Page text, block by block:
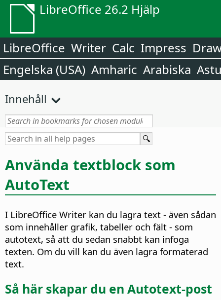
LibreOffice 26.2 Hjälp
LibreOffice Writer Calc Impress
Engelska (USA) Amharic Arabiska
Innehåll
Använda textblock som
AutoText
I LibreOffice Writer kan du lagra text - även sådan
som innehåller grafik, tabeller och fält - som
autotext, så att du sedan snabbt kan infoga
texten. Om du vill kan du även lagra formaterad
text.
Så här skapar du en Autotext-post